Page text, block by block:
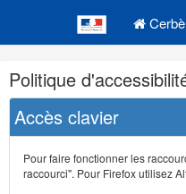
Navigation
et
outils
annexes
Politique
Accès clavier
Pour faire fonctionner les
raccourci". Pour Firefox utilisez